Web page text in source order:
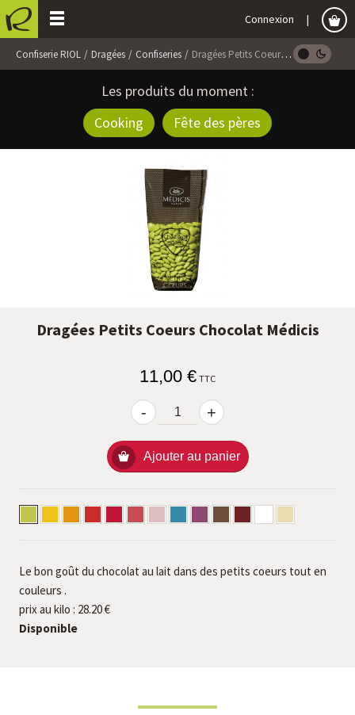
Connexion
Confiserie RIOL Dragées Confiseries Dragées Petits Coeurs Chocolat Médicis
Les produits du moment :
Cooking
Fête des pères
Dragées Petits Coeurs Chocolat Médicis
Le bon goût du chocolat au lait dans des petits coeurs tout en
couleurs .
prix au kilo : 28.20 €
Disponible
11,00 € TTC
AnisSafran Laque
- +
Ajouter au panier